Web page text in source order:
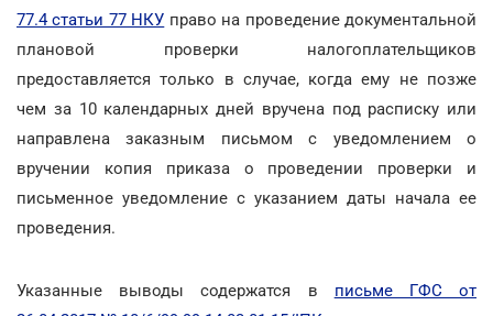
77.4 статьи 77 НКУ право на проведение документальной
плановой проверки налогоплательщиков
предоставляется только в случае, когда ему не позже
чем за 10 календарных дней вручена под расписку или
направлена заказным письмом с уведомлением о
вручении копия приказа о проведении проверки и
письменное уведомление с указанием даты начала ее
проведения.
Указанные выводы содержатся в письме ГФС от